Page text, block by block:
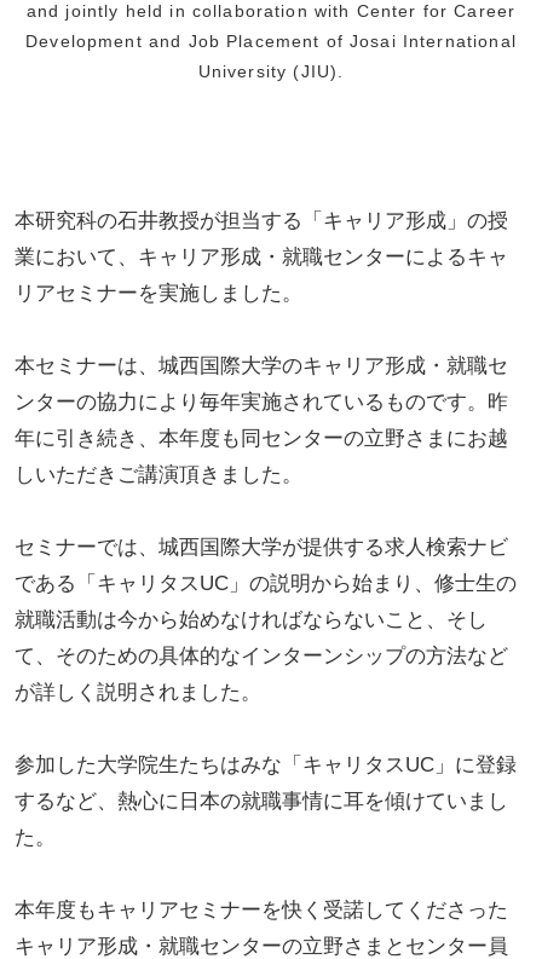
and jointly held in collaboration with Center for Career
Development and Job Placement of Josai International
University (JIU).
本研究科の石井教授が担当する「キャリア形成」の授
業において、キャリア形成・就職センターによるキャ
リアセミナーを実施しました。
本セミナーは、城西国際大学のキャリア形成・就職セ
ンターの協力により毎年実施されているものです。昨
年に引き続き、本年度も同センターの立野さまにお越
しいただきご講演頂きました。
セミナーでは、城西国際大学が提供する求人検索ナビ
である「キャリタスUC」の説明から始まり、修士生の
就職活動は今から始めなければならないこと、そし
て、そのための具体的なインターンシップの方法など
が詳しく説明されました。
参加した大学院生たちはみな「キャリタスUC」に登録
するなど、熱心に日本の就職事情に耳を傾けていまし
た。
本年度もキャリアセミナーを快く受諾してくださった
キャリア形成・就職センターの立野さまとセンター員